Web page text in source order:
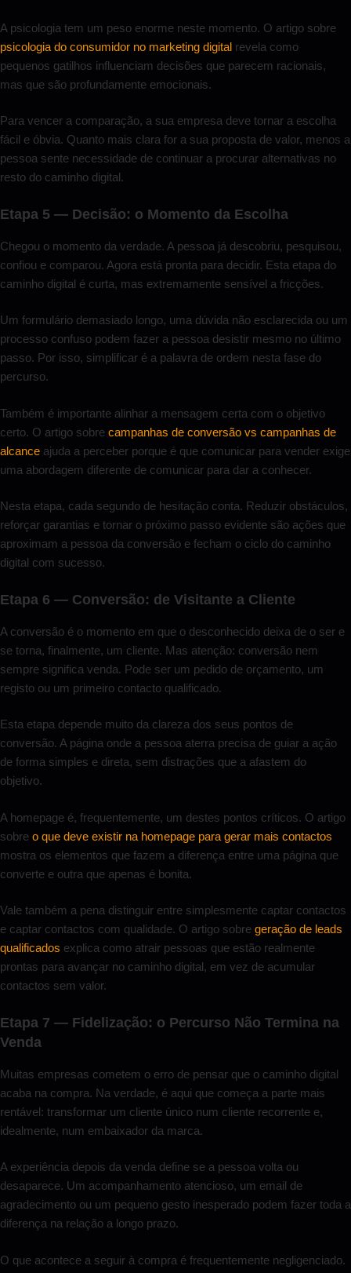
A psicologia tem um peso enorme neste momento. O artigo sobre
psicologia do consumidor no marketing digital revela como
pequenos gatilhos influenciam decisões que parecem racionais,
mas que são profundamente emocionais.
Para vencer a comparação, a sua empresa deve tornar a escolha
fácil e óbvia. Quanto mais clara for a sua proposta de valor, menos a
pessoa sente necessidade de continuar a procurar alternativas no
resto do caminho digital.
Etapa 5 — Decisão: o Momento da Escolha
Chegou o momento da verdade. A pessoa já descobriu, pesquisou,
confiou e comparou. Agora está pronta para decidir. Esta etapa do
caminho digital é curta, mas extremamente sensível a fricções.
Um formulário demasiado longo, uma dúvida não esclarecida ou um
processo confuso podem fazer a pessoa desistir mesmo no último
passo. Por isso, simplificar é a palavra de ordem nesta fase do
percurso.
Também é importante alinhar a mensagem certa com o objetivo
certo. O artigo sobre campanhas de conversão vs campanhas de
alcance ajuda a perceber porque é que comunicar para vender exige
uma abordagem diferente de comunicar para dar a conhecer.
Nesta etapa, cada segundo de hesitação conta. Reduzir obstáculos,
reforçar garantias e tornar o próximo passo evidente são ações que
aproximam a pessoa da conversão e fecham o ciclo do caminho
digital com sucesso.
Etapa 6 — Conversão: de Visitante a Cliente
A conversão é o momento em que o desconhecido deixa de o ser e
se torna, finalmente, um cliente. Mas atenção: conversão nem
sempre significa venda. Pode ser um pedido de orçamento, um
registo ou um primeiro contacto qualificado.
Esta etapa depende muito da clareza dos seus pontos de
conversão. A página onde a pessoa aterra precisa de guiar a ação
de forma simples e direta, sem distrações que a afastem do
objetivo.
A homepage é, frequentemente, um destes pontos críticos. O artigo
sobre o que deve existir na homepage para gerar mais contactos
mostra os elementos que fazem a diferença entre uma página que
converte e outra que apenas é bonita.
Vale também a pena distinguir entre simplesmente captar contactos
e captar contactos com qualidade. O artigo sobre geração de leads
qualificados explica como atrair pessoas que estão realmente
prontas para avançar no caminho digital, em vez de acumular
contactos sem valor.
Etapa 7 — Fidelização: o Percurso Não Termina na
Venda
Muitas empresas cometem o erro de pensar que o caminho digital
acaba na compra. Na verdade, é aqui que começa a parte mais
rentável: transformar um cliente único num cliente recorrente e,
idealmente, num embaixador da marca.
A experiência depois da venda define se a pessoa volta ou
desaparece. Um acompanhamento atencioso, um email de
agradecimento ou um pequeno gesto inesperado podem fazer toda a
diferença na relação a longo prazo.
O que acontece a seguir à compra é frequentemente negligenciado.